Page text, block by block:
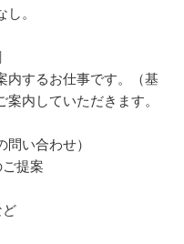
。
内するお仕事です。（基
内していただきます。
い合わせ）
提案
ど